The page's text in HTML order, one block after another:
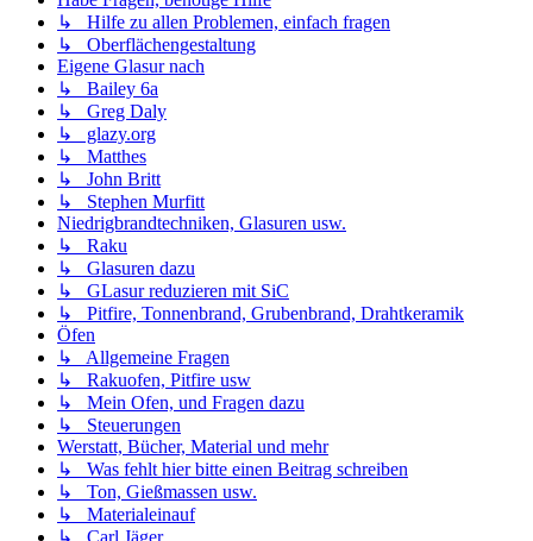
↳ Hilfe zu allen Problemen, einfach fragen
↳ Oberflächengestaltung
Eigene Glasur nach
↳ Bailey 6a
↳ Greg Daly
↳ glazy.org
↳ Matthes
↳ John Britt
↳ Stephen Murfitt
Niedrigbrandtechniken, Glasuren usw.
↳ Raku
↳ Glasuren dazu
↳ GLasur reduzieren mit SiC
↳ Pitfire, Tonnenbrand, Grubenbrand, Drahtkeramik
Öfen
↳ Allgemeine Fragen
↳ Rakuofen, Pitfire usw
↳ Mein Ofen, und Fragen dazu
↳ Steuerungen
Werstatt, Bücher, Material und mehr
↳ Was fehlt hier bitte einen Beitrag schreiben
↳ Ton, Gießmassen usw.
↳ Materialeinauf
↳ Carl Jäger